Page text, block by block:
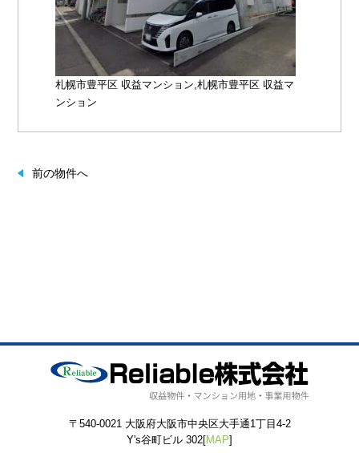
札幌市豊平区 収益マンション,札幌市豊平区 収益マ
ンション
前の物件へ
〒540-0021 大阪府大阪市中央区大手通1丁目4-2
Y's谷町ビル 302[MAP]